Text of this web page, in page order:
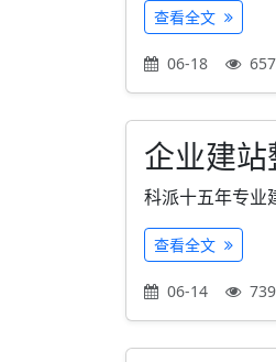
查看全文
06-18 657
企业建
科派十五年专业
查看全文
06-14 739